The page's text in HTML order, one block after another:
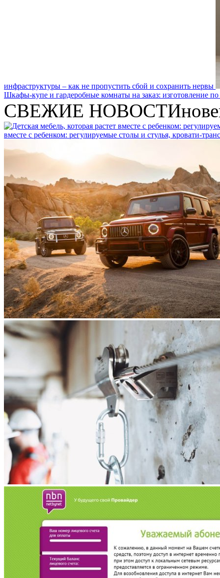
инфраструктуры – как не пропустить сбой и сохранить нервы
Шкафы-купе и гардеробные комнаты на заказ: изготовление по
СВЕЖИЕ НОВОСТИ
вместе с ребенком: регулируемые столы и стулья, кровати-